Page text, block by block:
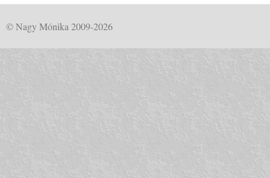
© Nagy Mónika 2009-2026